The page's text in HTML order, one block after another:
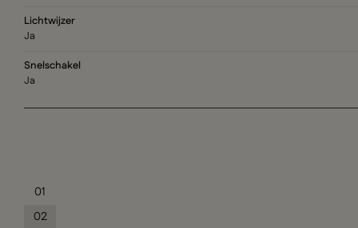
Lichtwijzer
Ja
Snelschakel
Ja
01
02